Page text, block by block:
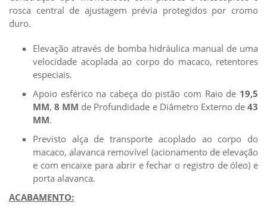
rosca central de ajustagem prévia protegidos por cromo
duro.
Elevação através de bomba hidráulica manual de uma
velocidade acoplada ao corpo do macaco, retentores
especiais.
Apoio esférico na cabeça do pistão com Raio de 19,5
MM,8 MM de Profundidade e Diâmetro Externo de43
MM.
Previsto alça de transporte acoplado ao corpo do
macaco, alavanca removível (acionamento de elevação
e com encaixe para abrir e fechar o registro de óleo) e
porta alavanca.
ACABAMENTO: